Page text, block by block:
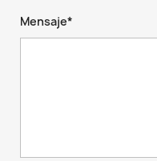
Mensaje*